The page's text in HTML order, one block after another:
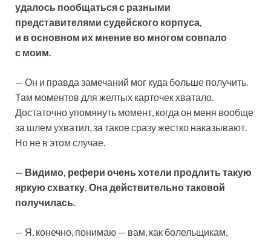
удалось пообщаться с разными
представителями судейского корпуса,
и в основном их мнение во многом совпало
с моим.
— Он и правда замечаний мог куда больше получить.
Там моментов для желтых карточек хватало.
Достаточно упомянуть момент, когда он меня вообще
за шлем ухватил, за такое сразу жестко наказывают.
Но не в этом случае.
— Видимо, рефери очень хотели продлить такую
яркую схватку. Она действительно таковой
получилась.
— Я, конечно, понимаю — вам, как болельщикам,